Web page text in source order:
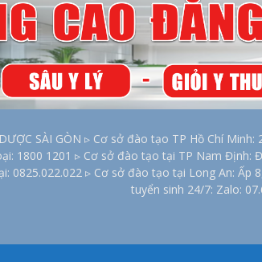
SÀI GÒN ▹ Cơ sở đào tạo TP Hồ Chí
1800 1201 ▹ Cơ sở đào tạo tại TP Nam
0825.022.022 ▹ Cơ sở đào tạo tại Long An: Ấp
tuyển sinh 24/7: Zalo: